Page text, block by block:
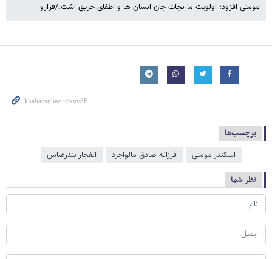
مومنی افزود: اولویت ما نجات جان انسان ها و اطفای حریق اشت./فرارو
برچسب‌ها
اسکندر مومنی فرزانه صادق مالواجرد انفجار بندرعباس
نظر شما